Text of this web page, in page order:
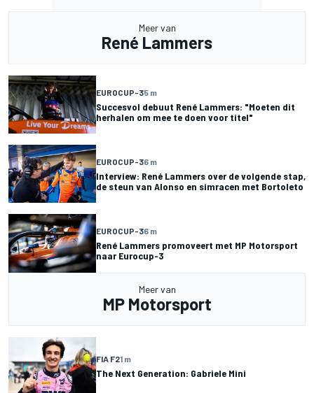
Meer van
René Lammers
EUROCUP-35 m
Succesvol debuut René Lammers: "Moeten dit
herhalen om mee te doen voor titel"
EUROCUP-36 m
Interview: René Lammers over de volgende stap,
de steun van Alonso en simracen met Bortoleto
EUROCUP-36 m
René Lammers promoveert met MP Motorsport
naar Eurocup-3
Meer van
MP Motorsport
FIA F21 m
The Next Generation: Gabriele Mini